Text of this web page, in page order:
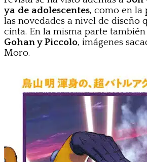
ya de adolescentes, como en la
las novedades a nivel de diseño
cinta. En la misma parte
Gohan y Piccolo, imágenes
Moro.